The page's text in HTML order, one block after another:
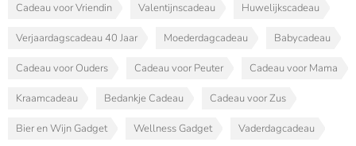
Cadeau voor Vriendin Valentijnscadeau Huwelijkscadeau
Verjaardagscadeau 40 Jaar Moederdagcadeau Babycadeau
Cadeau voor Ouders Cadeau voor Peuter Cadeau voor Mama
Kraamcadeau Bedankje Cadeau Cadeau voor Zus
Bier en Wijn Gadget Wellness Gadget Vaderdagcadeau